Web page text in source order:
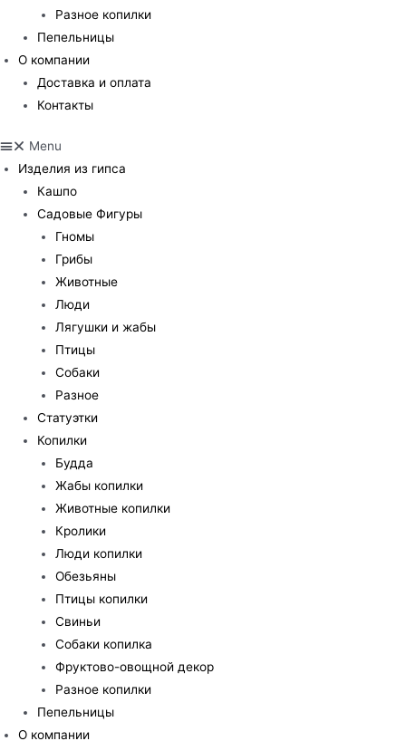
Разное копилки
Пепельницы
О компании
Доставка и оплата
Контакты
Menu
Изделия из гипса
Кашпо
Садовые Фигуры
Гномы
Грибы
Животные
Люди
Лягушки и жабы
Птицы
Собаки
Разное
Статуэтки
Копилки
Будда
Жабы копилки
Животные копилки
Кролики
Люди копилки
Обезьяны
Птицы копилки
Свиньи
Собаки копилка
Фруктово-овощной декор
Разное копилки
Пепельницы
О компании